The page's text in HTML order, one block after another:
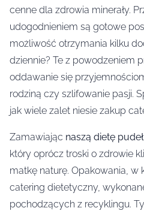
cenne dla zdrowia minerały.
udogodnieniem są gotowe
możliwość otrzymania kilku
dziennie? Te z powodzeniem
oddawanie się
rodziną czy szlifowanie pasji.
jak wiele zalet niesie zakup
Zamawiając naszą dietę
który oprócz troski o zdrowie
matkę naturę. Opakowania,
catering dietetyczny,
pochodzących z recyklingu.